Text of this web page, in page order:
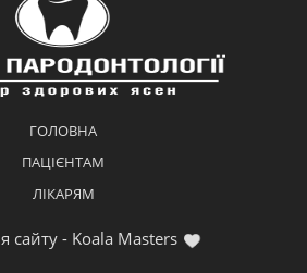
ГОЛОВНА
ПАЦІЄНТАМ
ЛІКАРЯМ
сайту - Koala Masters